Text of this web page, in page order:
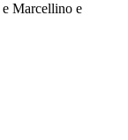
e Marcellino e